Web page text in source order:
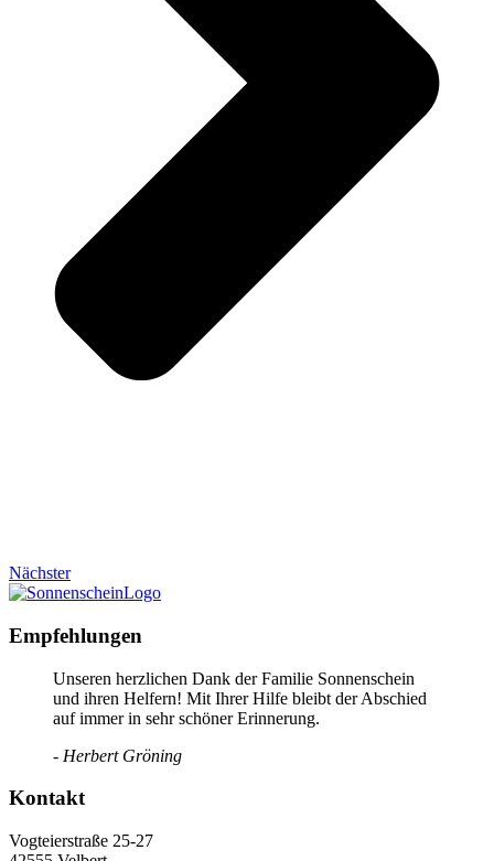
Nächster
Empfehlungen
Unseren herzlichen Dank der Familie Sonnenschein
und ihren Helfern! Mit Ihrer Hilfe bleibt der Abschied
auf immer in sehr schöner Erinnerung.
- Herbert Gröning
Kontakt
Vogteierstraße 25-27